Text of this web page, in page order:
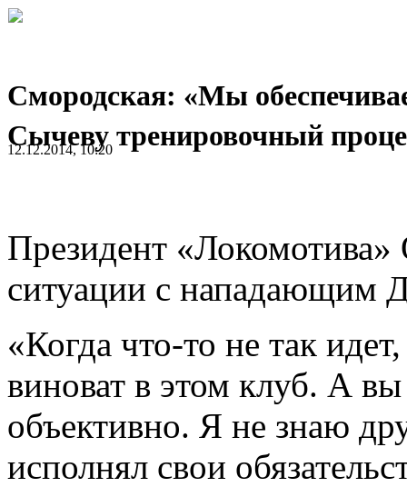
Смородская: «Мы
Сычеву тренировочный
12.12.2014, 10:20
Президент «Локомотива»
ситуации с нападающим
«Когда что-то не так
виноват в этом клуб. А
объективно. Я не знаю
исполнял свои